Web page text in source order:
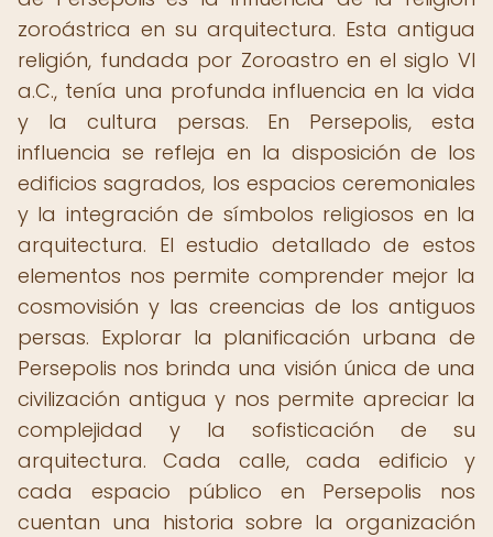
zoroástrica en su arquitectura. Esta antigua
religión, fundada por Zoroastro en el siglo VI
a.C., tenía una profunda influencia en la vida
y la cultura persas. En Persepolis, esta
influencia se refleja en la disposición de los
edificios sagrados, los espacios ceremoniales
y la integración de símbolos religiosos en la
arquitectura. El estudio detallado de estos
elementos nos permite comprender mejor la
cosmovisión y las creencias de los antiguos
persas. Explorar la planificación urbana de
Persepolis nos brinda una visión única de una
civilización antigua y nos permite apreciar la
complejidad y la sofisticación de su
arquitectura. Cada calle, cada edificio y
cada espacio público en Persepolis nos
cuentan una historia sobre la organización